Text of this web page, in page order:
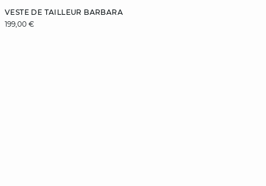
VESTE DE TAILLEUR BARBARA
199,00 €